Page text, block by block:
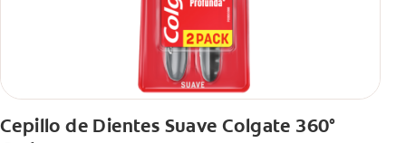
Cepillo de Dientes Suave Colgate 360°